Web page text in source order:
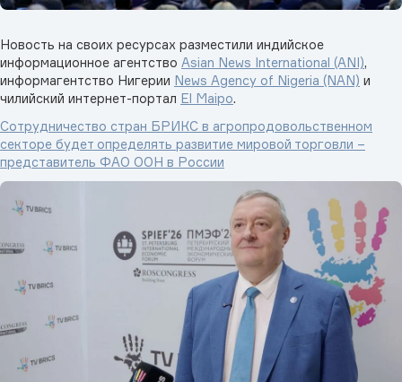
Новость на своих ресурсах разместили индийское
информационное агентство Asian News International (ANI),
информагентство Нигерии News Agency of Nigeria (NAN) и
чилийский интернет-портал El Maipo.
Сотрудничество стран БРИКС в агропродовольственном
секторе будет определять развитие мировой торговли –
представитель ФАО ООН в России